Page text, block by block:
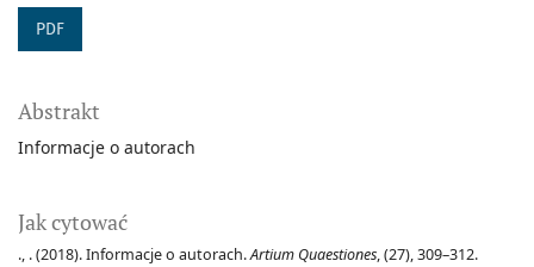
PDF
Jak cytować
., . (2018). Informacje o autorach.Artium Quaestiones, (27), 309–312.
Abstrakt
Informacje o autorach